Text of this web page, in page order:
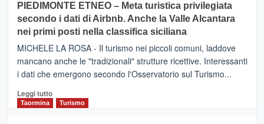
CATANIA
–
Inaugurato
il
nuovo
collegamento
tra
e
Zanzibar
PIEDIMONTE ETNEO – Meta turistica privilegiata
secondo i dati di Airbnb. Anche la Valle Alcantara
nei primi posti nella classifica siciliana
MICHELE LA ROSA - Il turismo nei piccoli comuni, laddove
mancano anche le "tradizionali" strutture ricettive. Interessanti
i dati che emergono secondo l'Osservatorio sul Turismo...
Leggi tuttoLeggi
Taormina Turismo